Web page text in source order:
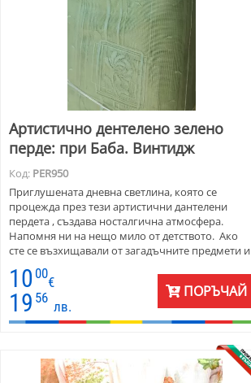
Артистично дентелено зелено
перде: при Баба. Винтидж
Код: PER950
Приглушената дневна светлина, която се
процежда през тези артистични дантелени
пердета , създава носталгична атмосфера.
Напомня ни на нещо мило от детството. Ако
сте се възхищавали от загадъчните предмети и
наредбата у дома на Баба, тези пердета са за
вас. Цената е на метър готово перде .
10 00
€
19 56
лв.
ПОРЪЧАЙ